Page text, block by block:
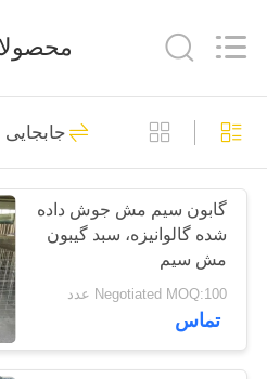
خانه
محصولات
درباره
بازدید
Mesh
Co.,
مانع دفاعی
301
291
گابون سیم مش جوش داده
شده گالوانیزه، سبد گیبون
مش سیم
Negotiated MOQ:100 عدد
تماس